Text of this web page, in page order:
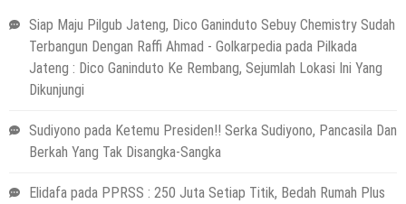
Siap Maju Pilgub Jateng, Dico Ganinduto Sebuy Chemistry Sudah
Terbangun Dengan Raffi Ahmad - Golkarpedia pada Pilkada
Jateng : Dico Ganinduto Ke Rembang, Sejumlah Lokasi Ini Yang
Dikunjungi
Sudiyono pada Ketemu Presiden!! Serka Sudiyono, Pancasila Dan
Berkah Yang Tak Disangka-Sangka
Elidafa pada PPRSS : 250 Juta Setiap Titik, Bedah Rumah Plus